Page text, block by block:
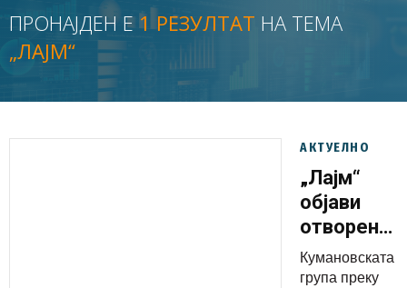
ФИНАНСИИ
БАНКАРСТВО
ЖИВОТ
ПРОНАЈДЕН Е1 РЕЗУЛТАТ НА ТЕМА
„ЛАЈМ“
АКТУЕЛНО
„Лајм“
објави
отворено
писмо од
Кумановската
група преку